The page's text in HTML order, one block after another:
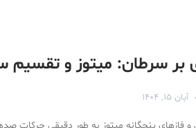
بر سرطان: میتوز و تقسیم
آبان ۱۵, ۱۴۰۴